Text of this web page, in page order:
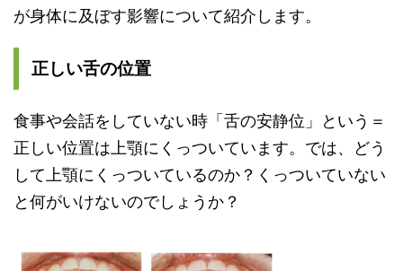
が身体に及ぼす影響について紹介します。
正しい舌の位置
食事や会話をしていない時「舌の安静位」という＝
正しい位置は上顎にくっついています。では、どう
して上顎にくっついているのか？ くっついていない
と何がいけないのでしょうか？